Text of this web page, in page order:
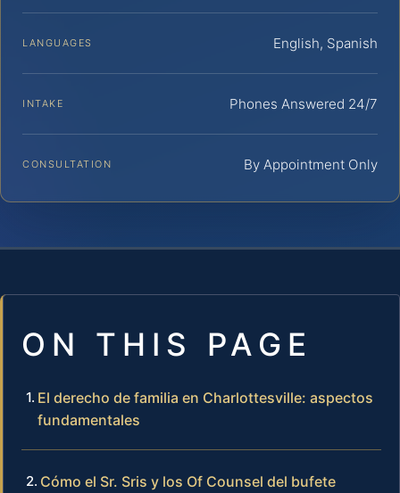
LANGUAGES English, Spanish
INTAKE Phones Answered 24/7
CONSULTATION By Appointment Only
ON THIS PAGE
El derecho de familia en Charlottesville: aspectos
fundamentales
Cómo el Sr. Sris y los Of Counsel del bufete